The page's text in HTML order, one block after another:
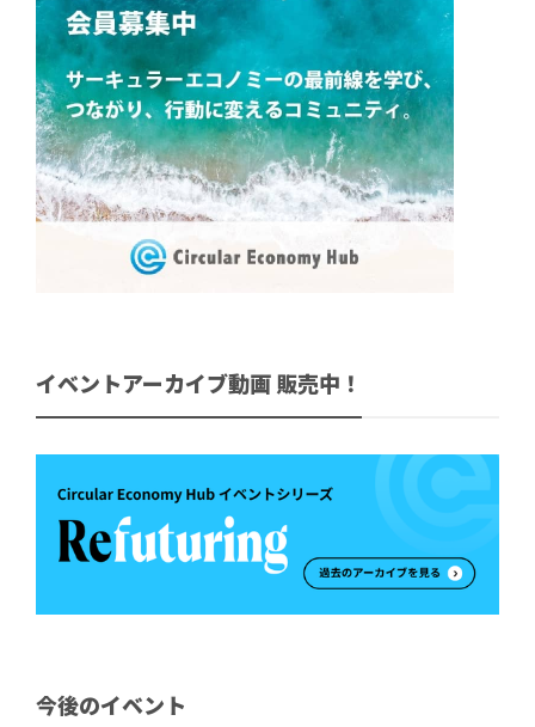
イベントアーカイブ動画 販売中！
今後のイベント